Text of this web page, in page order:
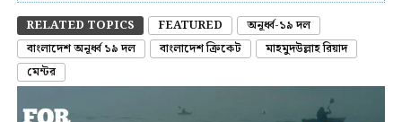
RELATED TOPICS FEATURED
অনূর্ধ্ব-১৯ দল
বাংলাদেশ অনূর্ধ্ব ১৯ দল
বাংলাদেশ ক্রিকেট
মাহমুদউল্লাহ রিয়াদ
মেন্টর